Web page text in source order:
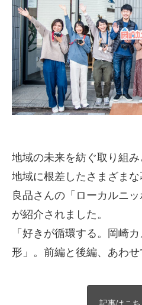
地域の未来を紡ぐ取り組み
地域に根差したさまざま
良品さんの「ローカルニ
が紹介されました。
「好きが循環する。岡崎
形」。前編と後編、あわせ